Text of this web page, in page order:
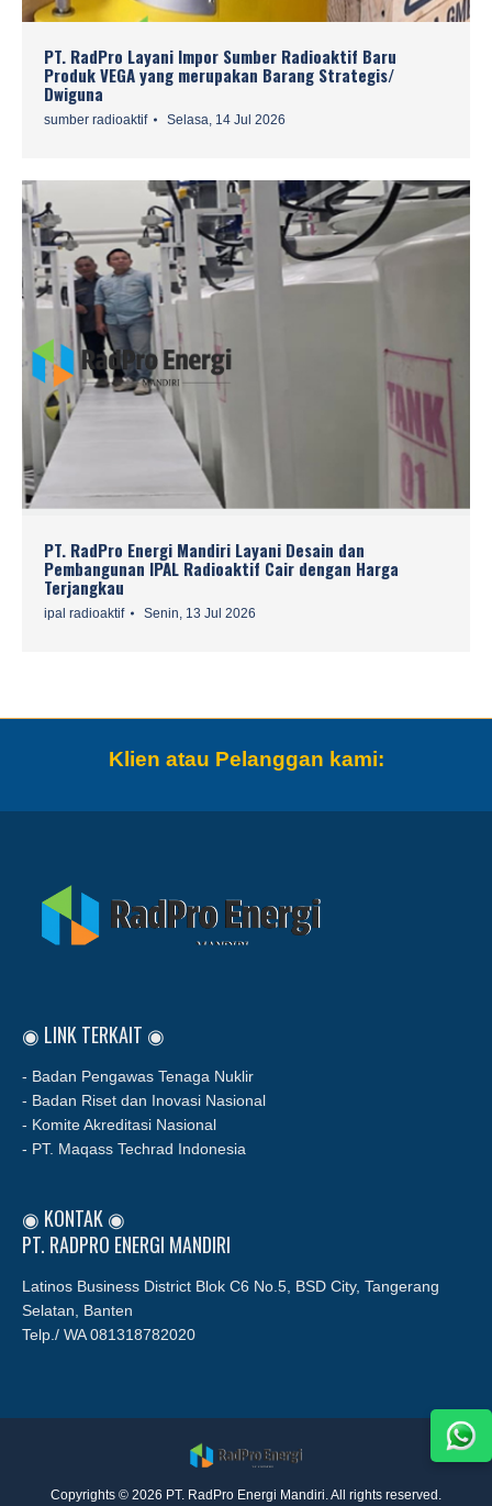
PT. RadPro Layani Impor Sumber Radioaktif Baru
Produk VEGA yang merupakan Barang Strategis/
Dwiguna
sumber radioaktif Selasa, 14 Jul 2026
PT. RadPro Energi Mandiri Layani Desain dan
Pembangunan IPAL Radioaktif Cair dengan Harga
Terjangkau
ipal radioaktif Senin, 13 Jul 2026
Klien atau Pelanggan kami:
◉ LINK TERKAIT ◉
- Badan Pengawas Tenaga Nuklir
- Badan Riset dan Inovasi Nasional
- Komite Akreditasi Nasional
- PT. Maqass Techrad Indonesia
◉ KONTAK ◉
PT. RADPRO ENERGI MANDIRI
Latinos Business District Blok C6 No.5, BSD City, Tangerang
Selatan, Banten
Telp./ WA081318782020
Copyrights © 2026 PT. RadPro Energi Mandiri. All rights reserved.